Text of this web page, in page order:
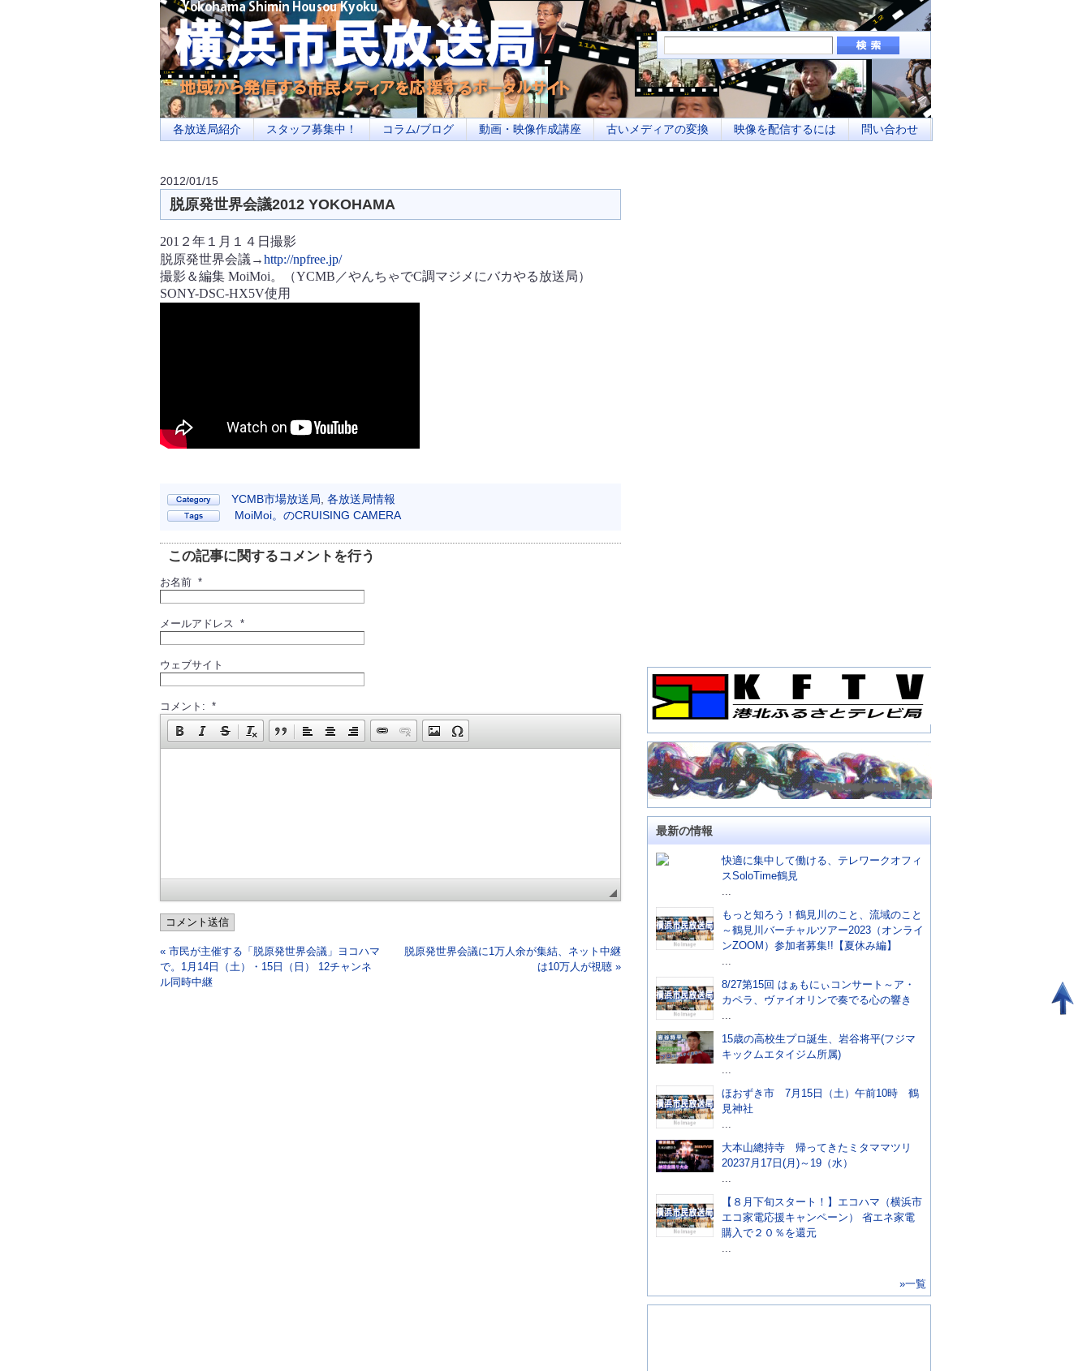
横浜の地域メディア、地域・市民・放送局・メディアを応援するポータルサイト あなたの街のイベント告知、若者参加への取り組み、地域メディアとしてのネットワーク化
を目指します
各放送局紹介 スタッフ募集中！ コラム/ブログ 動画・映像作成講座 古いメディアの変換 映像を配信するには 問い合わせ
2012/01/15
脱原発世界会議2012 YOKOHAMA
201２年１月１４日撮影
脱原発世界会議→http://npfree.jp/
撮影＆編集 MoiMoi。（YCMB／やんちゃでC調マジメにバカやる放送局）
SONY-DSC-HX5V使用
YCMB市場放送局 各放送局情報
MoiMoi。のCRUISING CAMERA
この記事に関するコメントを行う
お名前 *
メールアドレス *
ウェブサイト
コメント: *
コメント送信
« 市民が主催する「脱原発世界会議」ヨコハマ
で。1月14日（土）・15日（日） 12チャンネ
ル同時中継
脱原発世界会議に1万人余が集結、ネット中継
は10万人が視聴 »
最新の情報
快適に集中して働ける、テレワークオフィ
スSoloTime鶴見
...
もっと知ろう！鶴見川のこと、流域のこと
～鶴見川バーチャルツアー2023（オンライ
ンZOOM）参加者募集!!【夏休み編】
...
8/27第15回 はぁもにぃコンサート～ア・
カペラ、ヴァイオリンで奏でる心の響き
...
15歳の高校生プロ誕生、岩谷将平(フジマ
キックムエタイジム所属)
...
ほおずき市 7月15日（土）午前10時 鶴
見神社
...
大本山總持寺 帰ってきたミタママツリ
20237月17日(月)～19（水）
...
【８月下旬スタート！】エコハマ（横浜市
エコ家電応援キャンペーン） 省エネ家電
購入で２０％を還元
...
»一覧